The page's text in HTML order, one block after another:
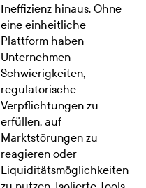
Ineffizienz hinaus. Ohne
eine einheitliche
Plattform haben
Unternehmen
Schwierigkeiten,
regulatorische
Verpflichtungen zu
erfüllen, auf
Marktstörungen zu
reagieren oder
Liquiditätsmöglichkeiten